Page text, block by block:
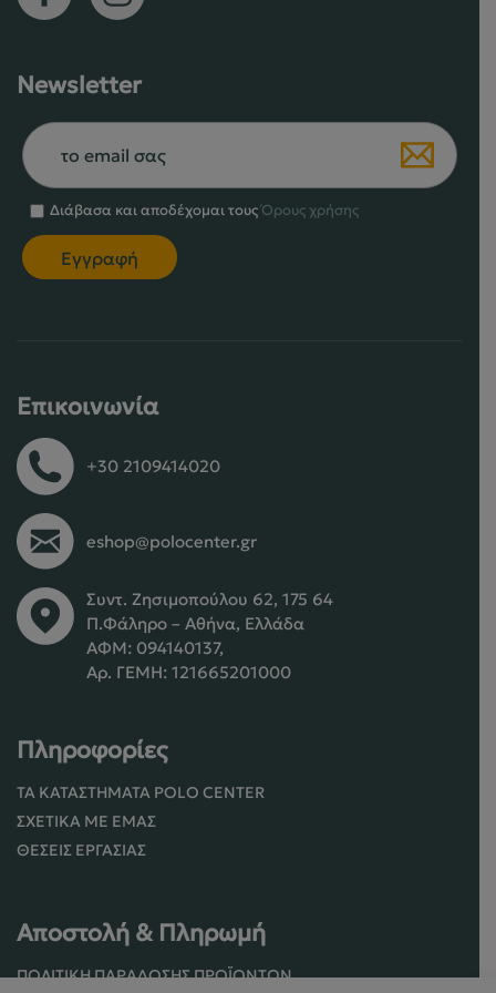
Newsletter
Διάβασα και αποδέχομαι τουςΌρους χρήσης
Επικοινωνία
+30 2109414020
eshop@polocenter.gr
Συντ. Ζησιμοπούλου 62, 175 64
Π.Φάληρο – Αθήνα, Ελλάδα
ΑΦΜ: 094140137,
Αρ. ΓΕΜΗ: 121665201000
Πληροφορίες
ΤΑ ΚΑΤΑΣΤΉΜΑΤΑ POLO CENTER
ΣΧΕΤΙΚΆ ΜΕ ΕΜΆΣ
ΘΈΣΕΙΣ ΕΡΓΑΣΊΑΣ
Αποστολή & Πληρωμή
ΠΟΛΙΤΙΚΉ ΠΑΡΆΔΟΣΗΣ ΠΡΟΪΌΝΤΩΝ